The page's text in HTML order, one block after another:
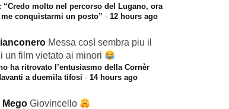
“Credo molto nel percorso del Lugano, ora
me conquistarmi un posto” · 12 hours ago
Messa così sembra piu il
un film vietato ai minori
ha ritrovato l’entusiasmo della Cornèr
a duemila tifosi · 14 hours ago
Mego Giovincello